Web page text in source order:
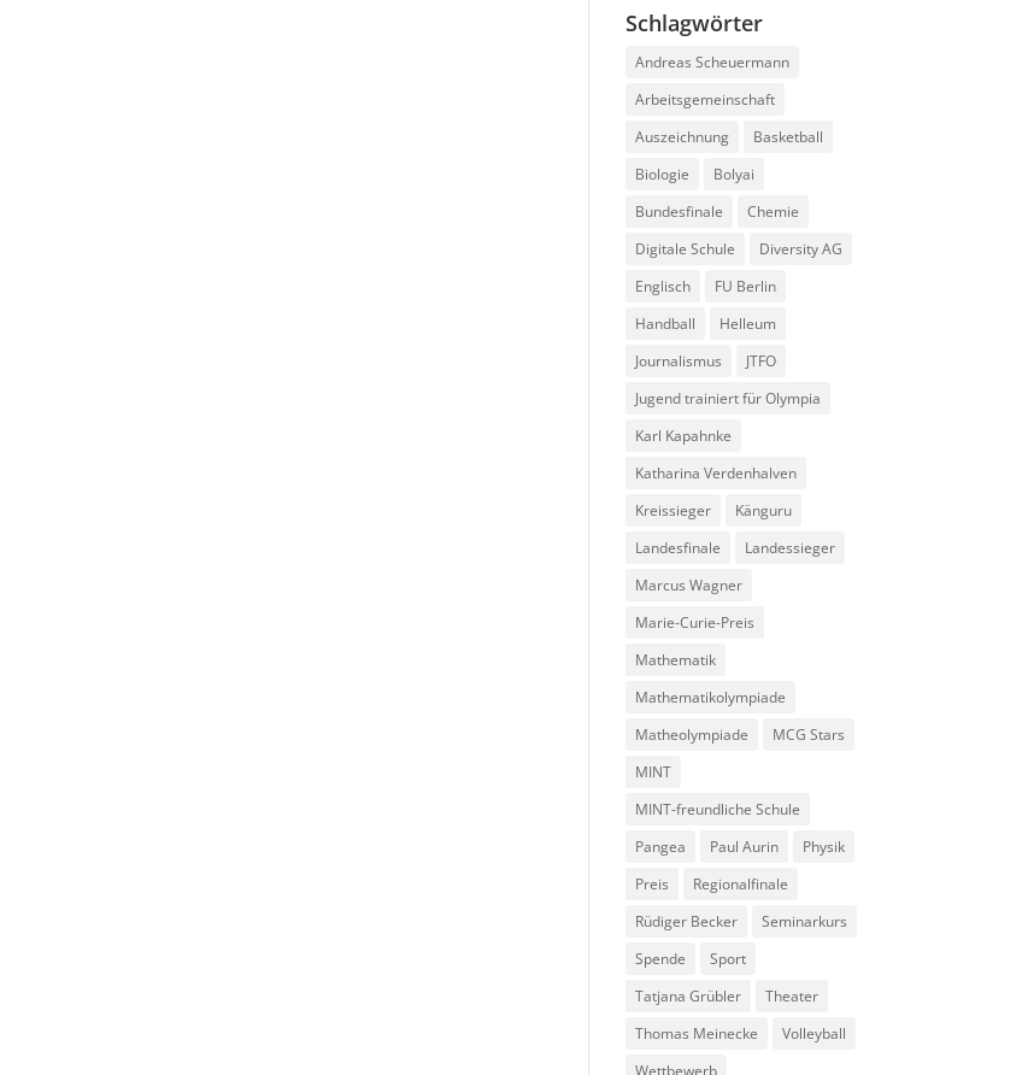
Schlagwörter
Andreas Scheuermann
Arbeitsgemeinschaft
Auszeichnung
Basketball
Biologie
Bolyai
Bundesfinale
Chemie
Digitale Schule
Diversity AG
Englisch
FU Berlin
Handball
Helleum
Journalismus
JTFO
Jugend trainiert für Olympia
Karl Kapahnke
Katharina Verdenhalven
Kreissieger
Känguru
Landesfinale
Landessieger
Marcus Wagner
Marie-Curie-Preis
Mathematik
Mathematikolympiade
Matheolympiade
MCG Stars
MINT
MINT-freundliche Schule
Pangea
Paul Aurin
Physik
Preis
Regionalfinale
Rüdiger Becker
Seminarkurs
Spende
Sport
Tatjana Grübler
Theater
Thomas Meinecke
Volleyball
Wettbewerb